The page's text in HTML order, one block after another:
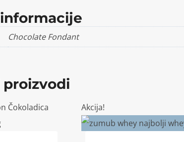
Chocolate Fondant
proizvodi
Akcija!